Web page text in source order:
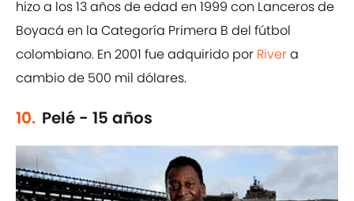
hizo a los 13 años de edad en 1999 con Lanceros de
Boyacá en la Categoría Primera B del fútbol
colombiano. En 2001 fue adquirido por Rivera
cambio de 500 mil dólares.
10. Pelé - 15 años